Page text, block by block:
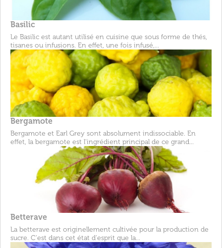
Basilic
Le Basilic est autant utilisé en cuisine que sous forme de thés,
tisanes ou infusions. En effet, une fois infusé,...
Bergamote
Bergamote et Earl Grey sont absolument indissociable. En
effet, la bergamote est l'ingrédient principal de ce grand...
Betterave
La betterave est originellement cultivée pour la production de
sucre. C'est dans cet état d'esprit que la...